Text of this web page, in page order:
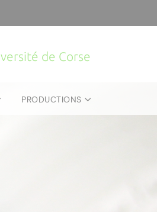
de Corse
PRODUCTIONS